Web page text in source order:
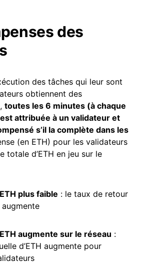
des
des tâches qui leur sont
obtiennent des
toutes les 6 minutes (à chaque
attribuée à un validateur et
s’il la complète dans les
(en ETH) pour les validateurs
totale d’ETH en jeu sur le
plus faible : le taux de retour
augmente sur le réseau :
d’ETH augmente pour